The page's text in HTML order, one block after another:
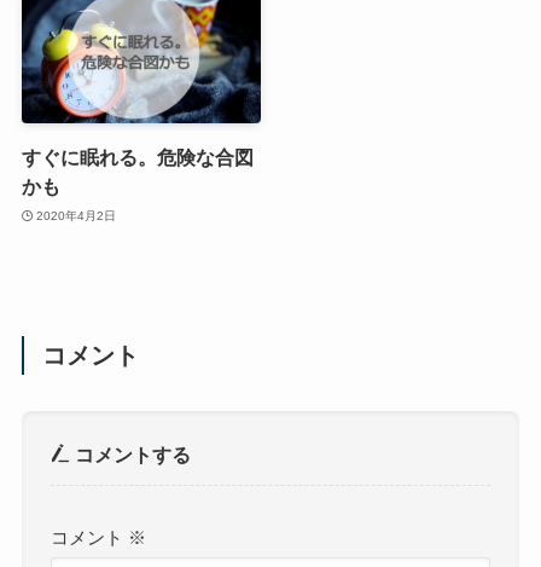
すぐに眠れる。危険な合図
かも
2020年4月2日
コメント
コメントする
コメント ※